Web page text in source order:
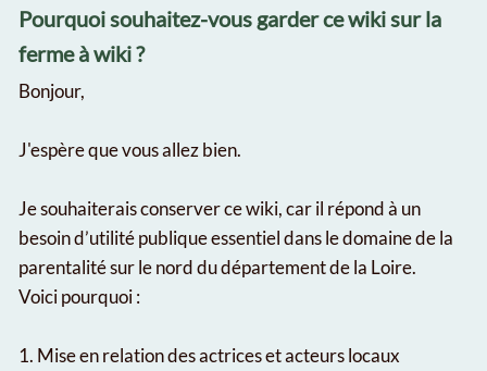
Pourquoi souhaitez-vous garder ce wiki sur la
ferme à wiki ?
Bonjour,
J'espère que vous allez bien.
Je souhaiterais conserver ce wiki, car il répond à un
besoin d’utilité publique essentiel dans le domaine de la
parentalité sur le nord du département de la Loire.
Voici pourquoi :
1. Mise en relation des actrices et acteurs locaux